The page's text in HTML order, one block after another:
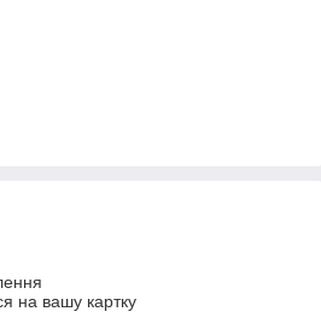
на вашу картку